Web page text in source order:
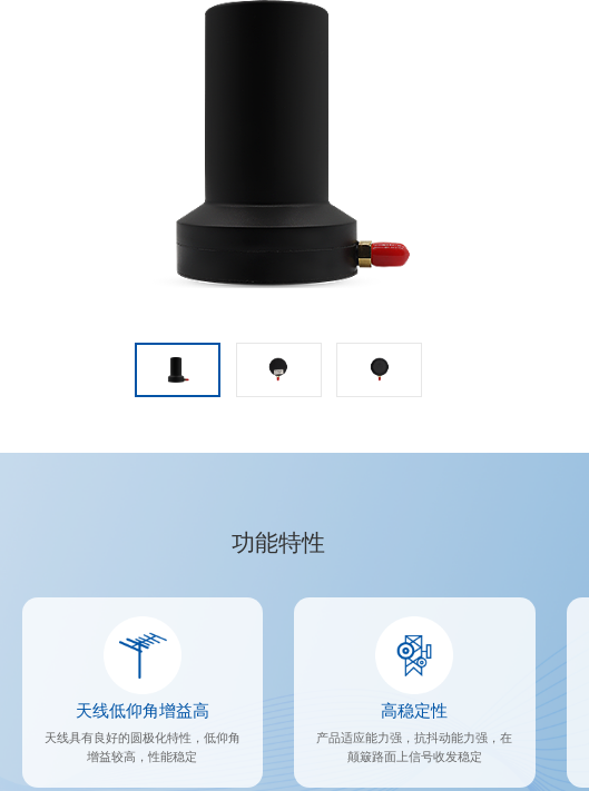
功能特性
天线低仰角增益高
天线具有良好的圆极化特性，低仰角
增益较高，性能稳定
高稳定性
产品适应能力强，抗抖动能力强，在
颠簸路面上信号收发稳定